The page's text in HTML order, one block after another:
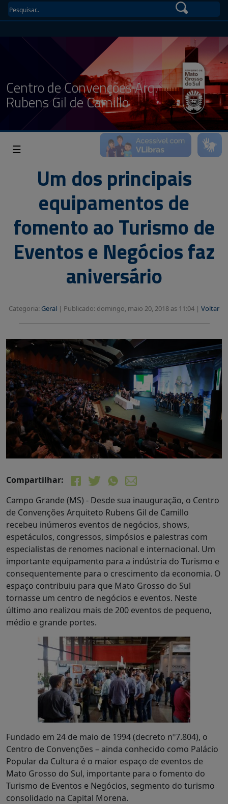
Centro de Convenções Arq.
Rubens Gil de Camillo
☰
Um dos principais
equipamentos de
fomento ao Turismo de
Eventos e Negócios faz
aniversário
Categoria: Geral | Publicado: domingo, maio 20, 2018 as 11:04 | Voltar
Compartilhar:
Campo Grande (MS) - Desde sua inauguração, o Centro
de Convenções Arquiteto Rubens Gil de Camillo
recebeu inúmeros eventos de negócios, shows,
espetáculos, congressos, simpósios e palestras com
especialistas de renomes nacional e internacional. Um
importante equipamento para a indústria do Turismo e
consequentemente para o crescimento da economia. O
espaço contribuiu para que Mato Grosso do Sul
tornasse um centro de negócios e eventos. Neste
último ano realizou mais de 200 eventos de pequeno,
médio e grande portes.
Fundado em 24 de maio de 1994 (decreto nº7.804), o
Centro de Convenções – ainda conhecido como Palácio
Popular da Cultura é o maior espaço de eventos de
Mato Grosso do Sul, importante para o fomento do
Turismo de Eventos e Negócios, segmento do turismo
consolidado na Capital Morena.